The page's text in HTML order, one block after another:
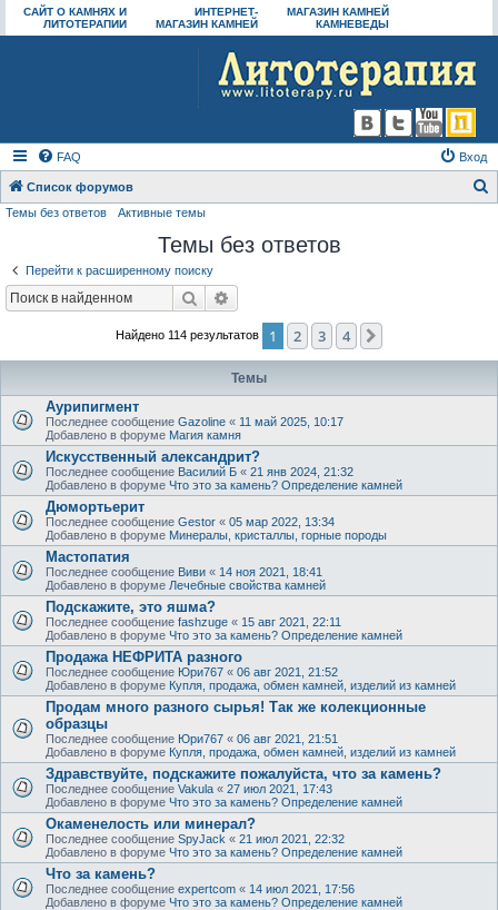
САЙТ О КАМНЯХ И
ЛИТОТЕРАПИИ
ИНТЕРНЕТ-
МАГАЗИН КАМНЕЙ
МАГАЗИН КАМНЕЙ
КАМНЕВЕДЫ
FAQ Вход
Список форумов
Темы без ответов Активные темы
Темы без ответов
Перейти к расширенному поиску
Поиск
Найдено 114 результатов 1 2 3 4
Темы
Аурипигмент
Последнее сообщение Gazoline « 11 май 2025, 10:17
Добавлено в форуме Магия камня
Искусственный александрит?
Последнее сообщение Василий Б « 21 янв 2024, 21:32
Добавлено в форуме Что это за камень? Определение камней
Дюмортьерит
Последнее сообщение Gestor « 05 мар 2022, 13:34
Добавлено в форуме Минералы, кристаллы, горные породы
Мастопатия
Последнее сообщение Виви « 14 ноя 2021, 18:41
Добавлено в форуме Лечебные свойства камней
Подскажите, это яшма?
Последнее сообщение fashzuge « 15 авг 2021, 22:11
Добавлено в форуме Что это за камень? Определение камней
Продажа НЕФРИТА разного
Последнее сообщение Юри767 « 06 авг 2021, 21:52
Добавлено в форуме Купля, продажа, обмен камней, изделий из камней
Продам много разного сырья! Так же колекционные
образцы
Последнее сообщение Юри767 « 06 авг 2021, 21:51
Добавлено в форуме Купля, продажа, обмен камней, изделий из камней
Здравствуйте, подскажите пожалуйста, что за камень?
Последнее сообщение Vakula « 27 июл 2021, 17:43
Добавлено в форуме Что это за камень? Определение камней
Окаменелость или минерал?
Последнее сообщение SpyJack « 21 июл 2021, 22:32
Добавлено в форуме Что это за камень? Определение камней
Что за камень?
Последнее сообщение expertcom « 14 июл 2021, 17:56
Добавлено в форуме Что это за камень? Определение камней